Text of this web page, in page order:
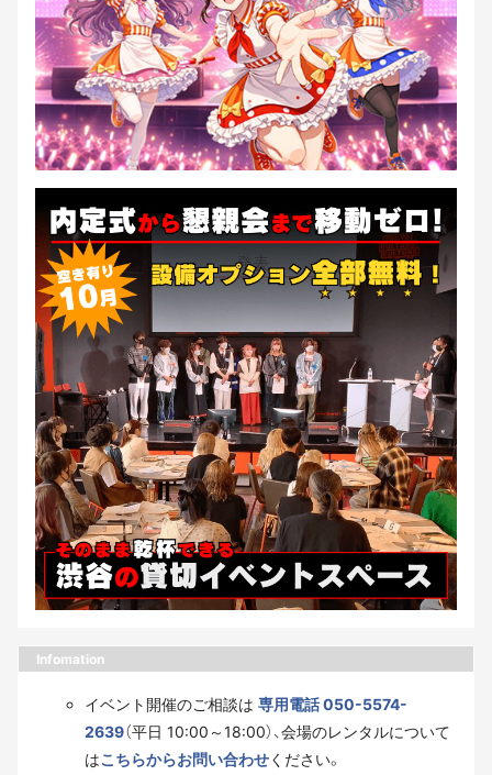
Infomation
イベント開催のご相談は 専用電話 050-5574-
2639（平日 10:00～18:00）、会場のレンタルについて
はこちらからお問い合わせください。